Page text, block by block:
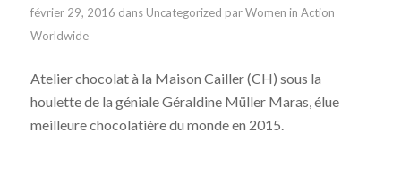
février 29, 2016 dans Uncategorized parWomen in Action
Worldwide
Atelier chocolat à la Maison Cailler (CH) sous la
houlette de la géniale Géraldine Müller Maras, élue
meilleure chocolatière du monde en 2015.